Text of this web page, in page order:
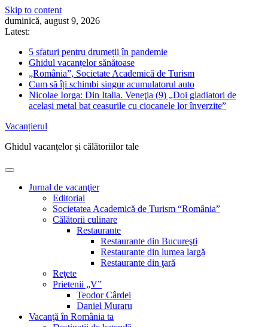
Skip to content
duminică, august 9, 2026
Latest:
5 sfaturi pentru drumeții în pandemie
Ghidul vacanțelor sănătoase
„România”, Societate Academică de Turism
Cum să îți schimbi singur acumulatorul auto
Nicolae Iorga: Din Italia. Veneţia (9) „Doi gladiatori de
același metal bat ceasurile cu ciocanele lor înverzite”
Vacanțierul
Ghidul vacanțelor și călătoriilor tale
Jurnal de vacanţier
Editorial
Societatea Academică de Turism “România”
Călătorii culinare
Restaurante
Restaurante din Bucureşti
Restaurante din lumea largă
Restaurante din ţară
Reţete
Prietenii „V”
Teodor Cârdei
Daniel Muraru
Vacanţă în România ta